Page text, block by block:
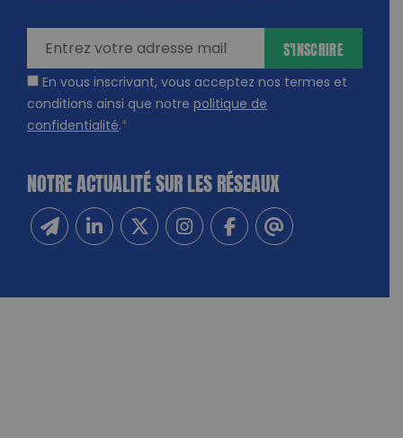
En vous inscrivant, vous acceptez nos termes et
conditions ainsi que notre politique de
confidentialité.*
S'INSCRIRE
NOTRE ACTUALITÉ SUR LES RÉSEAUX